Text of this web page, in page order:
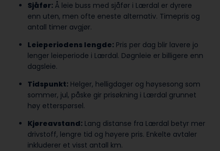
Sjåfør: Å leie buss med sjåfør i Lærdal er dyrere
enn uten, men ofte eneste alternativ. Timepris og
antall timer avgjør.
Leieperiodens lengde: Pris per dag blir lavere jo
lenger leieperiode i Lærdal. Døgnleie er billigere enn
dagsleie.
Tidspunkt: Helger, helligdager og høysesong som
sommer, jul, påske gir prisøkning i Lærdal grunnet
høy etterspørsel.
Kjøreavstand: Lang distanse fra Lærdal betyr mer
drivstoff, lengre tid og høyere pris. Enkelte avtaler
inkluderer et visst antall km.